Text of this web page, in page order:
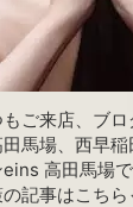
ご来店、ブ
馬場、西早
eins 高田馬場
の記事はこち